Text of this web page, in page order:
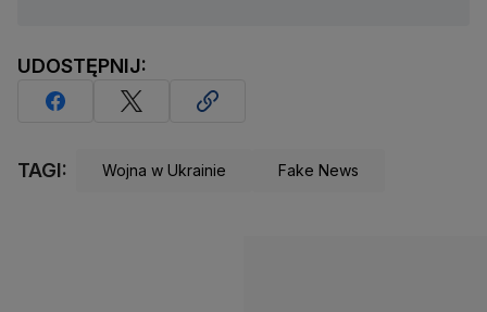
UDOSTĘPNIJ:
TAGI: Wojna w Ukrainie Fake News